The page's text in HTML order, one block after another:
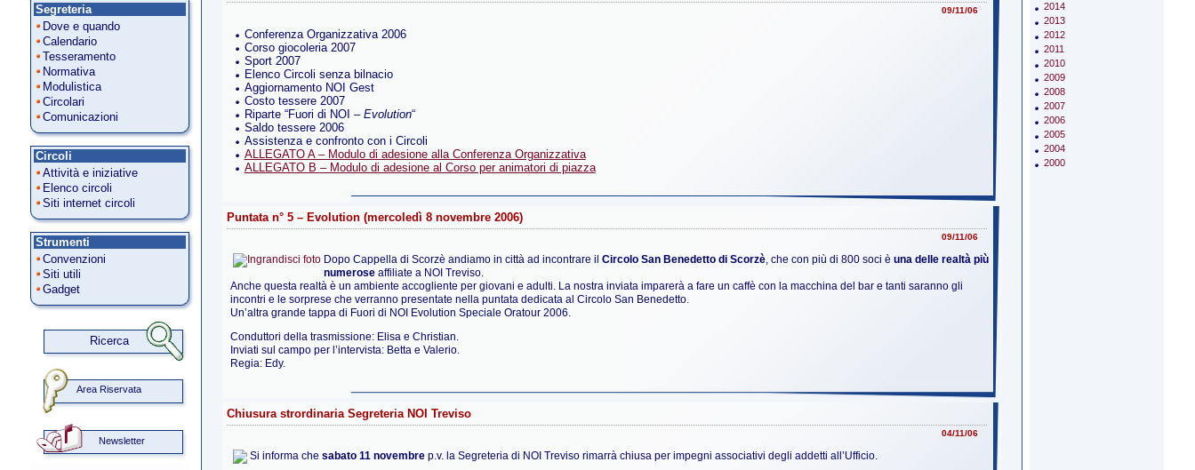
Segreteria
Dove e quando
Calendario
Tesseramento
Normativa
Modulistica
Circolari
Comunicazioni
Circoli
Attività e iniziative
Elenco circoli
Siti internet circoli
Strumenti
Convenzioni
Siti utili
Gadget
Ricerca
Area Riservata
Newsletter
09/11/06
Conferenza Organizzativa 2006
Corso giocoleria 2007
Sport 2007
Elenco Circoli senza bilnacio
Aggiornamento NOI Gest
Costo tessere 2007
Riparte “Fuori di NOI – Evolution“
Saldo tessere 2006
Assistenza e confronto con i Circoli
ALLEGATO A – Modulo di adesione alla Conferenza Organizzativa
ALLEGATO B – Modulo di adesione al Corso per animatori di piazza
Puntata n° 5 – Evolution (mercoledì 8 novembre 2006)
09/11/06
Dopo Cappella di Scorzè andiamo in città ad incontrare il Circolo San Benedetto di Scorzè, che con più di 800 soci è una delle realtà più
numerose affiliate a NOI Treviso.
Anche questa realtà è un ambiente accogliente per giovani e adulti. La nostra inviata imparerà a fare un caffè con la macchina del bar e tanti saranno gli
incontri e le sorprese che verranno presentate nella puntata dedicata al Circolo San Benedetto.
Un’altra grande tappa di Fuori di NOI Evolution Speciale Oratour 2006.
Conduttori della trasmissione: Elisa e Christian.
Inviati sul campo per l’intervista: Betta e Valerio.
Regia: Edy.
Chiusura strordinaria Segreteria NOI Treviso
04/11/06
Si informa che sabato 11 novembrep.v. la Segreteria di NOI Treviso rimarrà chiusa per impegni associativi degli addetti all’Ufficio.
2014
2013
2012
2011
2010
2009
2008
2007
2006
2005
2004
2000